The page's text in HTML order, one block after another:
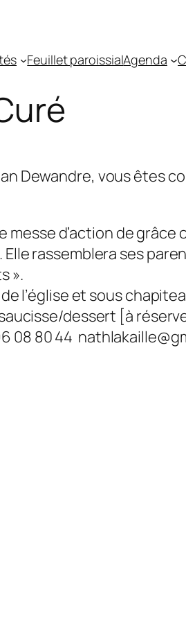
Feuillet paroissialAgenda
Dewandre, vous êtes
messe d’action de
rassemblera ses
».
l’église et sous
dessert [à
08 80 44